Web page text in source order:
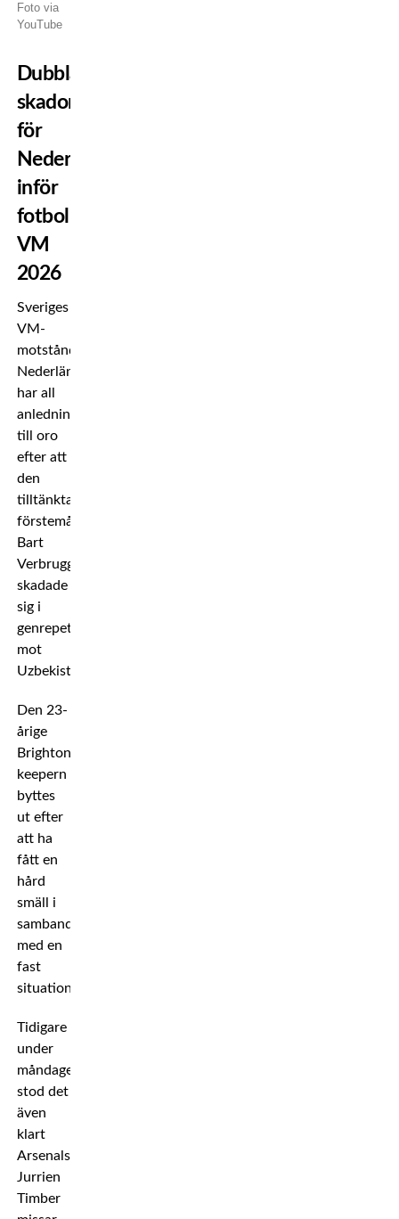
Foto via
YouTube
Dubbla
skador
för
Nederländerna
inför
fotbolls-
VM
2026
Sveriges
VM-
motståndare
Nederländerna
har all
anledning
till oro
efter att
den
tilltänkta
förstemålvakten
Bart
Verbruggen
skadade
sig i
genrepet
mot
Uzbekistan.
Den 23-
årige
Brighton-
keepern
byttes
ut efter
att ha
fått en
hård
smäll i
samband
med en
fast
situation.
Tidigare
under
måndagen
stod det
även
klart
Arsenalstjärnan
Jurrien
Timber